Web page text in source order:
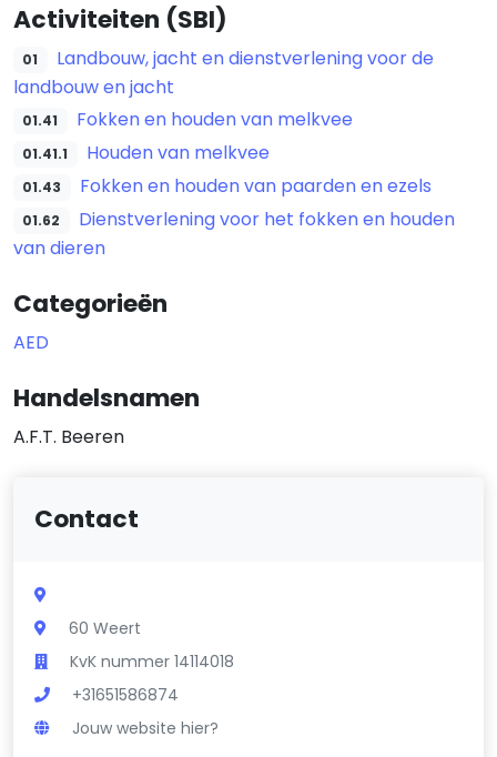
Activiteiten (SBI)
01
Landbouw, jacht en dienstverlening voor de
landbouw en jacht
01.41 Fokken en houden van melkvee
01.41.1 Houden van melkvee
01.43 Fokken en houden van paarden en ezels
01.62
Dienstverlening voor het fokken en houden
van dieren
Categorieën
AED
Handelsnamen
A.F.T. Beeren
Contact
60 Weert
KvK nummer 14114018
+31651586874
Jouw website hier?